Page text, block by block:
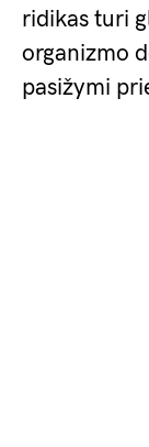
ridikas turi
organizmo
pasižymi